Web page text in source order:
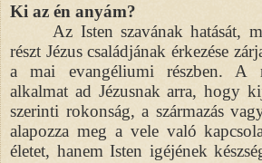
Ki az én anyám?
Az Isten szavának hatását,
részt Jézus családjának érkezése
a mai evangéliumi részben. A
alkalmat ad Jézusnak arra, hogy
szerinti rokonság, a származás
alapozza meg a vele való
életet, hanem Isten igéjének